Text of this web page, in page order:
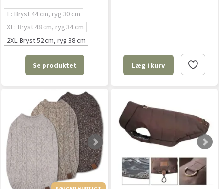
L: Bryst 44 cm, ryg 30 cm
XL: Bryst 48 cm, ryg 34 cm
2XL Bryst 52 cm, ryg 38 cm
Se produktet Læg i kurv